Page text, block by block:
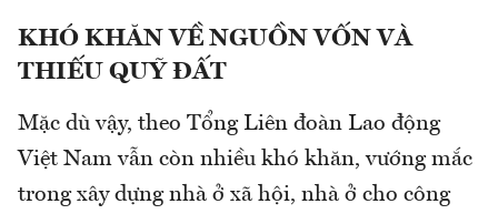
KHÓ KHĂN VỀ NGUỒN VỐN VÀ
THIẾU QUỸ ĐẤT
Mặc dù vậy, theo Tổng Liên đoàn Lao động
Việt Nam vẫn còn nhiều khó khăn, vướng mắc
trong xây dựng nhà ở xã hội, nhà ở cho công